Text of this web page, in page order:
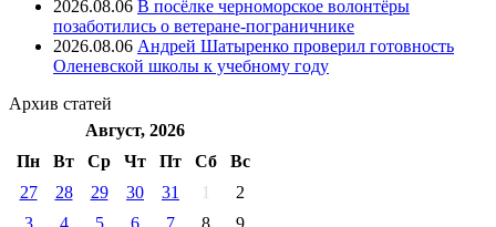
2026.08.06 В посёлке черноморское волонтёры
позаботились о ветеране-пограничнике
2026.08.06 Андрей Шатыренко проверил готовность
Оленевской школы к учебному году
Архив статей
Август, 2026
Пн
Вт Ср Чт Пт Cб
Вс
27
28 29 30 31 1
2
3
4 5 6 7 8
9